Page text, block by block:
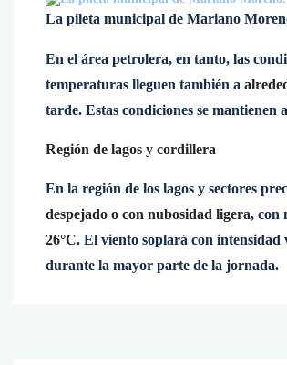
La pileta municipal de Mariano
En el área petrolera, en tanto, las
temperaturas lleguen también a
tarde. Estas condiciones se
Región de lagos y cordillera
En la región de los lagos y sectores
despejado o con nubosidad ligera, con
26°C. El viento soplará con intensidad
durante la mayor parte de la jornada.